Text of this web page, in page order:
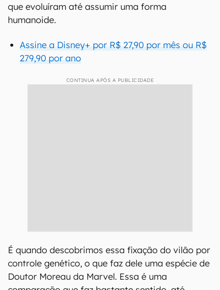
que evoluíram até assumir uma forma
humanoide.
Assine a Disney+ por R$ 27,90 por mês ou R$
279,90 por ano
CONTINUA APÓS A PUBLICIDADE
É quando descobrimos essa fixação do vilão por
controle genético, o que faz dele uma espécie de
Doutor Moreau da Marvel. Essa é uma